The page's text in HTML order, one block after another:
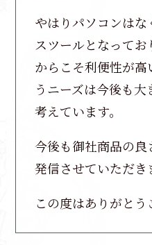
やはりパソコンは
スツールとなって
からこそ利便性が
うニーズは今後も
考えています。
今後も御社商品の良
発信させていただき
この度はありがとう